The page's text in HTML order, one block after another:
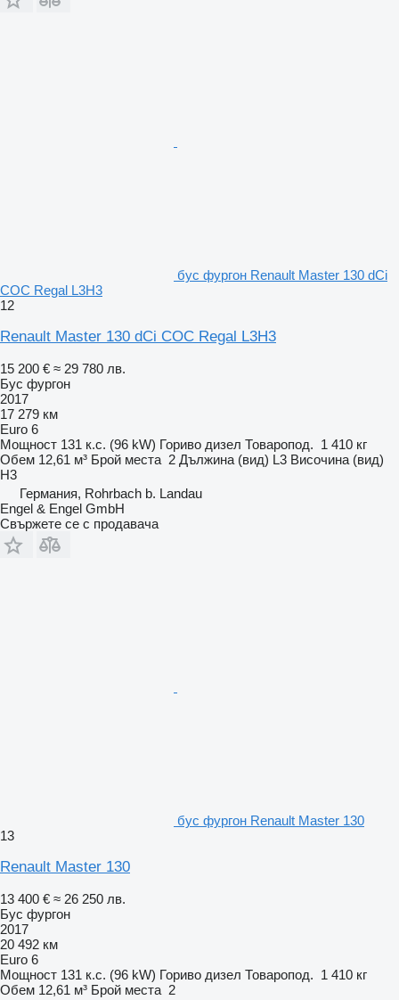
бус фургон Renault Master 130 dCi
COC Regal L3H3
12
Renault Master 130 dCi COC Regal L3H3
15 200 € ≈ 29 780 лв.
Бус фургон
2017
17 279 км
Euro 6
Мощност 131 к.с. (96 kW) Гориво дизел Товаропод. 1 410 кг
Обем 12,61 м³ Брой места 2 Дължина (вид) L3 Височина (вид)
H3
Германия, Rohrbach b. Landau
Engel & Engel GmbH
Свържете се с продавача
бус фургон Renault Master 130
13
Renault Master 130
13 400 € ≈ 26 250 лв.
Бус фургон
2017
20 492 км
Euro 6
Мощност 131 к.с. (96 kW) Гориво дизел Товаропод. 1 410 кг
Обем 12,61 м³ Брой места 2